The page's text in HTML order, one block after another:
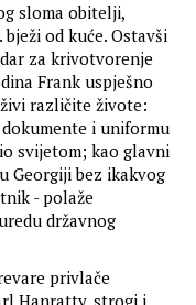
sloma obitelji,
od kuće. Ostavši
za krivotvorenje
Frank uspješno
različite živote:
i uniformu
svijetom; kao glavni
Georgiji bez ikakvog
- polaže
državnog
privlače